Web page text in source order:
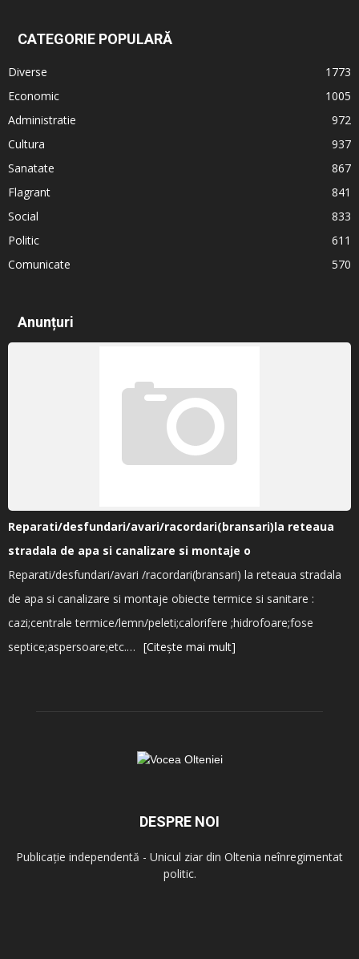
CATEGORIE POPULARĂ
Diverse
1773
Economic
1005
Administratie
972
Cultura
937
Sanatate
867
Flagrant
841
Social
833
Politic
611
Comunicate
570
Anunțuri
Reparati/desfundari/avari/racordari(bransari)la reteaua
stradala de apa si canalizare si montaje o
Reparati/desfundari/avari /racordari(bransari) la reteaua stradala
de apa si canalizare si montaje obiecte termice si sanitare :
cazi;centrale termice/lemn/peleti;calorifere ;hidrofoare;fose
septice;aspersoare;etc.… [Citește mai mult]
DESPRE NOI
Publicație independentă - Unicul ziar din Oltenia neînregimentat
politic.